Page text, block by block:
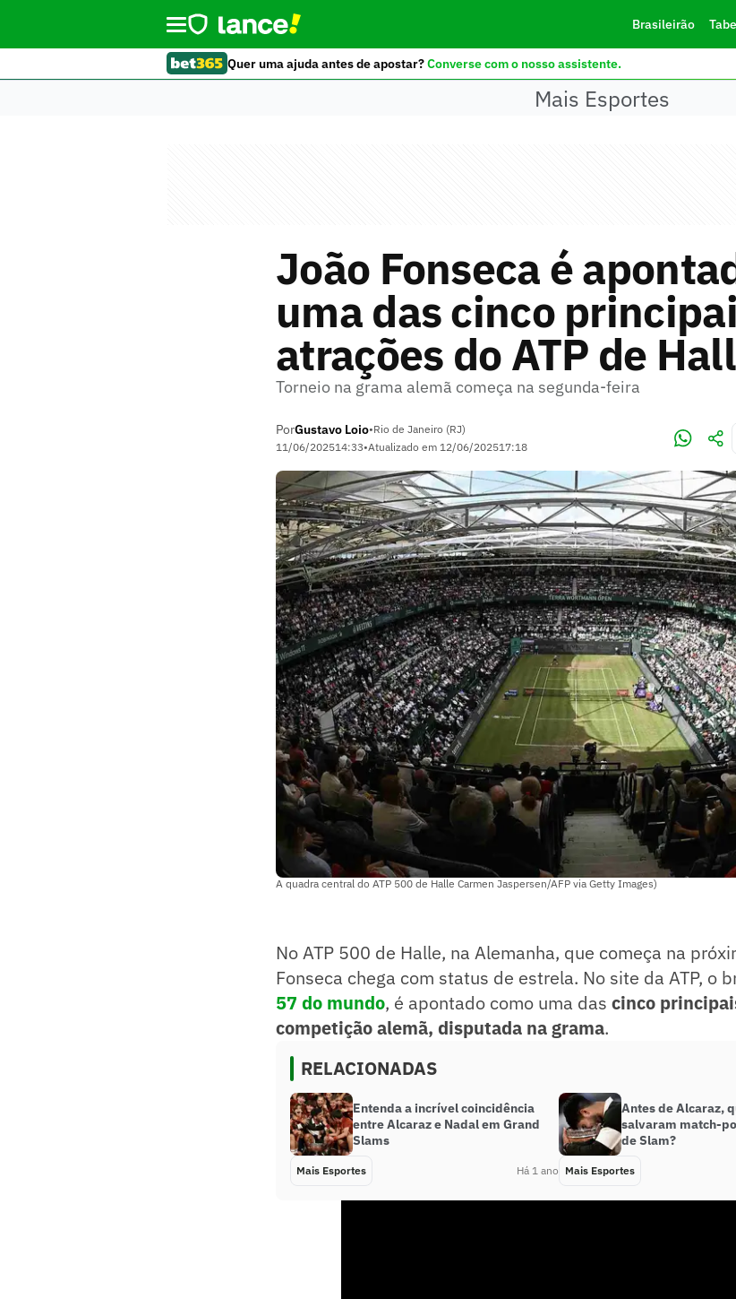
Brasileirão
Quer uma ajuda antes de apostar?Converse com o nosso assistente.
Mais Esportes
João Fonseca é
uma das cinco
atrações do ATP de
Torneio na grama alemã começa na segunda-feira
PorGustavo Loio•Rio de Janeiro (RJ)
11/06/202514:33•Atualizado em 12/06/202517:18
A quadra central do ATP 500 de Halle Carmen Jaspersen/AFP via Getty Images)
No ATP 500 de Halle, na Alemanha, que começa na
Fonseca chega com status de estrela. No site da ATP, o
57 do mundo, é apontado como uma das cinco
competição alemã, disputada na grama.
RELACIONADAS
Entenda a incrível coincidência
entre Alcaraz e Nadal em Grand
Slams
Mais Esportes Há 1 ano
Antes de Alcaraz,
salvaram match-
de Slam?
Mais Esportes